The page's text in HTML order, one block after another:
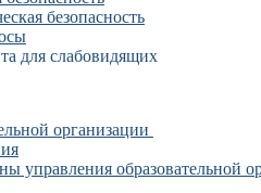
безопасность
для слабовидящих
организации
управления образовательной